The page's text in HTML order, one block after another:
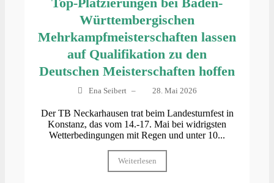
Württembergischen
Mehrkampfmeisterschaften lassen
auf Qualifikation zu den
Deutschen Meisterschaften hoffen
Ena Seibert – 28. Mai 2026
Der TB Neckarhausen trat beim Landesturnfest in
Konstanz, das vom 14.-17. Mai bei widrigsten
Wetterbedingungen mit Regen und unter 10...
Weiterlesen